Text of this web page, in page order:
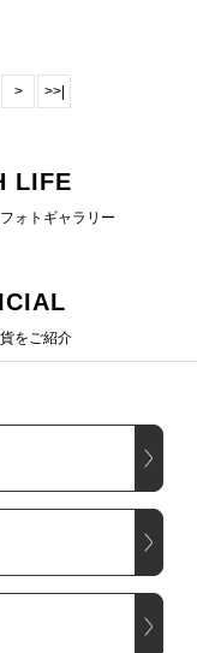
> >>|
LIFE
ォトギャラリー
をご紹介